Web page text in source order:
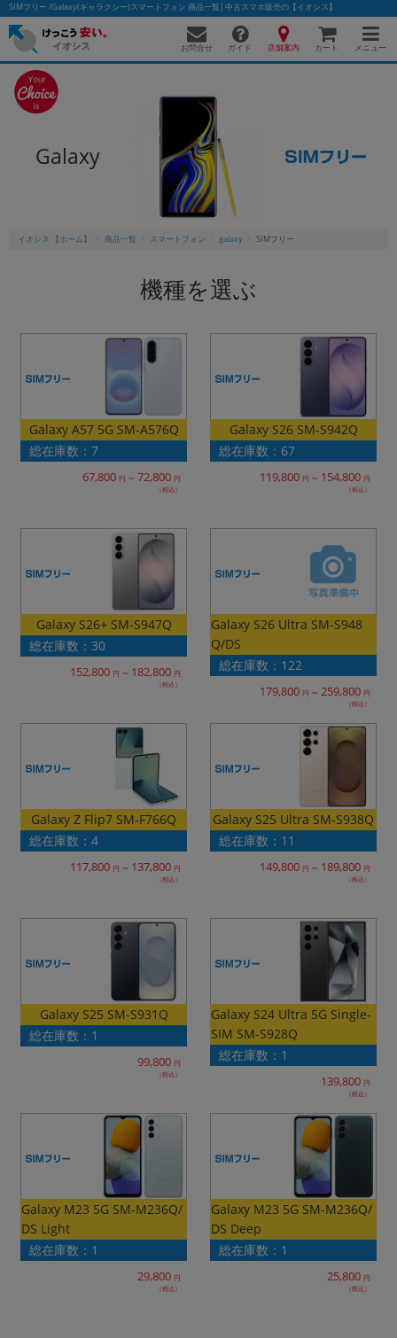
SIMフリー /Galaxy(ギャラクシー)スマートフォン 商品一覧│中古スマホ販売の【イオシス】
お問合せ ガイド 店舗案内 カート メニュー
Galaxy
イオシス 【ホーム】 商品一覧 スマートフォン galaxy SIMフリー
機種を選ぶ
Galaxy A57 5G SM-A576Q
総在庫数：7
67,800 円 ～ 72,800 円
（税込）
Galaxy S26 SM-S942Q
総在庫数：67
119,800 円 ～ 154,800 円
（税込）
Galaxy S26+ SM-S947Q
総在庫数：30
152,800 円 ～ 182,800 円
（税込）
Galaxy S26 Ultra SM-S948
Q/DS
総在庫数：122
179,800 円 ～ 259,800 円
（税込）
Galaxy Z Flip7 SM-F766Q
総在庫数：4
117,800 円 ～ 137,800 円
（税込）
Galaxy S25 Ultra SM-S938Q
総在庫数：11
149,800 円 ～ 189,800 円
（税込）
Galaxy S25 SM-S931Q
総在庫数：1
99,800 円
（税込）
Galaxy S24 Ultra 5G Single-
SIM SM-S928Q
総在庫数：1
139,800 円
（税込）
Galaxy M23 5G SM-M236Q/
DS Light
総在庫数：1
29,800 円
（税込）
Galaxy M23 5G SM-M236Q/
DS Deep
総在庫数：1
25,800 円
（税込）
かんたんパソコン検索に切り替える
除外ワード
「スマートフォン」「タブレット」など
商品シリーズ名・ブランド名の絞り込み。
「iPhone」「Xperia」「Galaxy」など
メーカー
製造、販売メーカーの絞り込み
「Apple」「SONY」「SHARP」など
「5G対応」「防水」「ワンセグ」など
ドライブの絞り込み
ランク
商品状態の絞り込み
「新品」「未使用」「中古」など
~
価格
円
発売日
年 月 まで
各項目のチェックボックスは「or検索」となります。
ただし機能別のみ「and検索」となります。